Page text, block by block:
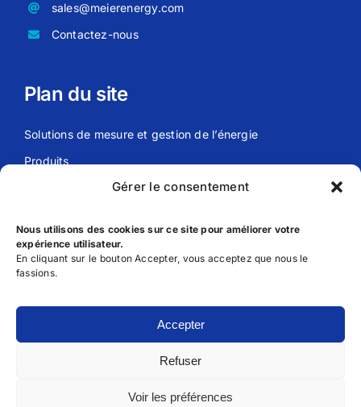
Gérer le consentement
Nous utilisons des cookies sur ce site pour améliorer votre
expérience utilisateur.
En cliquant sur le bouton Accepter, vous acceptez que nous le
fassions.
Accepter
Refuser
Voir les préférences
sales@meierenergy.com
Contactez-nous
Plan du site
Solutions de mesure et gestion de l’énergie
Produits
Liens utils
Conditions générales d’utilisation